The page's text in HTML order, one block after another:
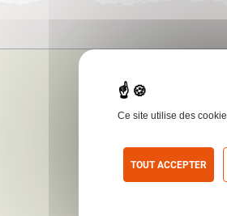
Ce site utilise des
TOUT ACCEPTER